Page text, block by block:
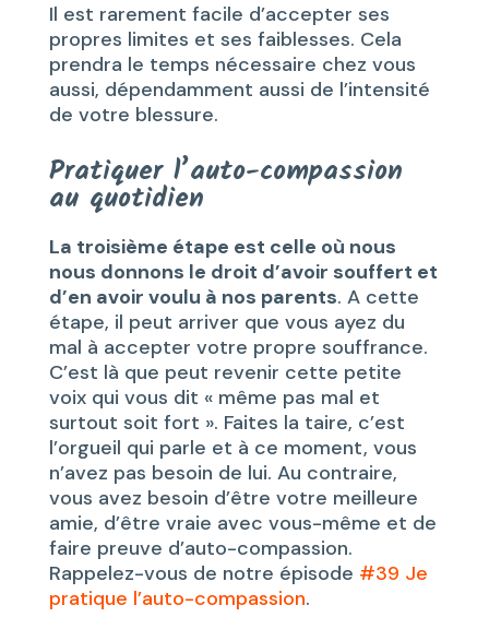
Il est rarement facile d’accepter ses
propres limites et ses faiblesses. Cela
prendra le temps nécessaire chez vous
aussi, dépendamment aussi de l’intensité
de votre blessure.
Pratiquer l’auto-compassion
au quotidien
La troisième étape est celle où nous
nous donnons le droit d’avoir souffert et
d’en avoir voulu à nos parents. A cette
étape, il peut arriver que vous ayez du
mal à accepter votre propre souffrance.
C’est là que peut revenir cette petite
voix qui vous dit « même pas mal et
surtout soit fort ». Faites la taire, c’est
l’orgueil qui parle et à ce moment, vous
n’avez pas besoin de lui. Au contraire,
vous avez besoin d’être votre meilleure
amie, d’être vraie avec vous-même et de
faire preuve d’auto-compassion.
Rappelez-vous de notre épisode #39 Je
pratique l’auto-compassion.